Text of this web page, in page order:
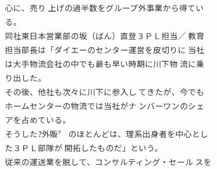
心に、売り 上げの過半数をグループ外事業から得てい
る。
同社東日本営業部の坂（ばん）直登３ＰＬ担当／ 教育
担当部長は「ダイエーのセンター運営を皮切りに 当社
は大手物流会社の中でも最も早い時期に川下物 流に乗
り出した。
その後、他社も次々に川下に参入し てきたが、今でも
ホームセンターの物流では当社がナ ンバーワンのシェ
アを占めている。
そうした?外販〞 のほとんどは、理系出身者を中心とし
た３ＰＬ部隊が 開拓したものだ」という。
従来の運送業を脱して、コンサルティング・セール スを